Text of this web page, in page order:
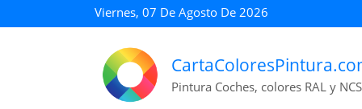
Viernes, 07 De Agosto De 2026
Pintura Coches, colores RAL y NCS